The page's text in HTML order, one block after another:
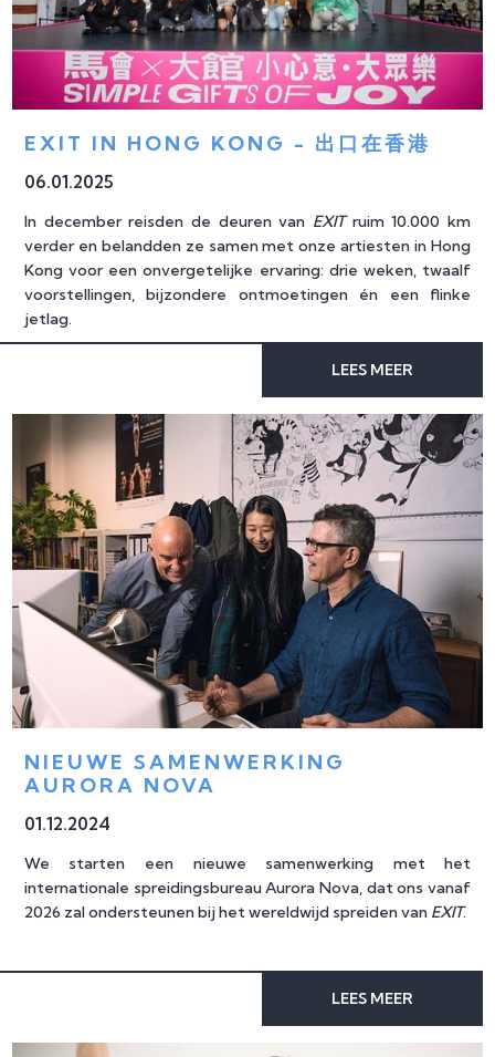
EXIT IN HONG KONG - 出口在香港
06.01.2025
In december reisden de deuren van EXITruim 10.000 km
verder en belandden ze samen met onze artiesten in Hong
Kong voor een onvergetelijke ervaring: drie weken, twaalf
voorstellingen, bijzondere ontmoetingen én een flinke
jetlag.
LEES MEER
NIEUWE SAMENWERKING
AURORA NOVA
01.12.2024
We starten een nieuwe samenwerking met het
internationale spreidingsbureau Aurora Nova, dat ons vanaf
2026 zal ondersteunen bij het wereldwijd spreiden van EXIT.
LEES MEER